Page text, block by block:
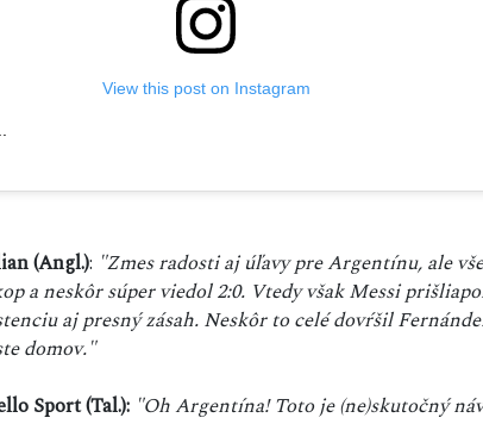
View this post on Instagram
(Angl.): "Zmes radosti aj úľavy pre Argentínu, ale
a neskôr súper viedol 2:0. Vtedy však Messi
aj presný zásah. Neskôr to celé dovŕšil
domov."
Sport (Tal.): "Oh Argentína! Toto je (ne)skutočný